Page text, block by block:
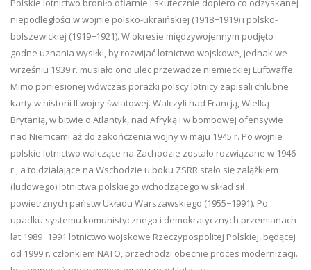
Polskie lotnictwo broniło ofiarnie i skutecznie dopiero co odzyskanej
niepodległości w wojnie polsko-ukraińskiej (1918−1919) i polsko-
bolszewickiej (1919−1921). W okresie międzywojennym podjęto
godne uznania wysiłki, by rozwijać lotnictwo wojskowe, jednak we
wrześniu 1939 r. musiało ono ulec przewadze niemieckiej Luftwaffe.
Mimo poniesionej wówczas porażki polscy lotnicy zapisali chlubne
karty w historii II wojny światowej. Walczyli nad Francją, Wielką
Brytanią, w bitwie o Atlantyk, nad Afryką i w bombowej ofensywie
nad Niemcami aż do zakończenia wojny w maju 1945 r. Po wojnie
polskie lotnictwo walczące na Zachodzie zostało rozwiązane w 1946
r., a to działające na Wschodzie u boku ZSRR stało się zalążkiem
(ludowego) lotnictwa polskiego wchodzącego w skład sił
powietrznych państw Układu Warszawskiego (1955−1991). Po
upadku systemu komunistycznego i demokratycznych przemianach
lat 1989−1991 lotnictwo wojskowe Rzeczypospolitej Polskiej, będącej
od 1999 r. członkiem NATO, przechodzi obecnie proces modernizacji.